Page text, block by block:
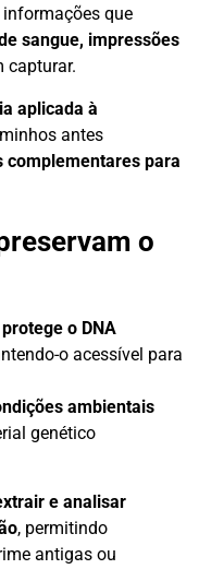
informações que
sangue, impressões
capturar.
aplicada à
antes
complementares para
o
protege o DNA
o acessível para
ambientais
genético
e analisar
, permitindo
antigas ou